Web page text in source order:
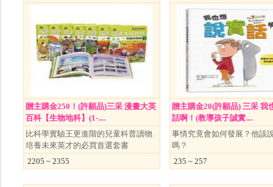
贈主購金250！(許願品)三采 漫畫大英
百科【生物地科】(1-....
比科學實驗王更進階的兒童科普讀物.
培養未來英才的必買首選套書
2205 ~ 2355
贈主購金20(許願品) 三采 我
話啊！(教導孩子誠實....
事情究竟會如何發展？他該
嗎？
235 ~ 257